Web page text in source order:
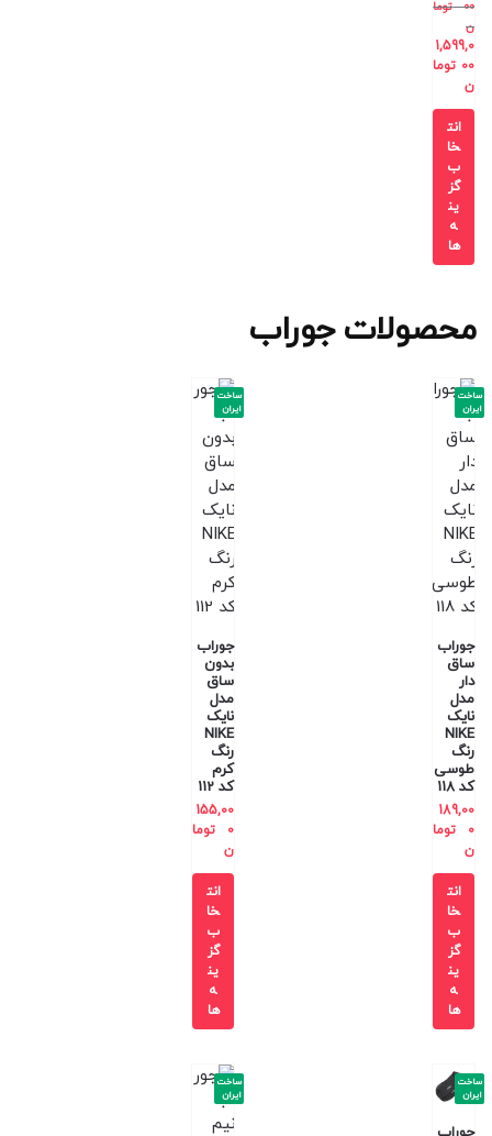
00
توما
ن
1,599,0
00 توما
ن
انت
خا
ب
گز
ین
ه
ها
محصولات جوراب
جوراب
ساق
دار
مدل
نایک
NIKE
رنگ
طوسی
کد 118
189,00
0
توما
ن
ساخت
ایران
انت
خا
ب
گز
ین
ه
ها
جوراب
بدون
ساق
مدل
نایک
NIKE
رنگ
کرم
کد 112
155,00
0
توما
ن
ساخت
ایران
انت
خا
ب
گز
ین
ه
ها
ساخت
ایران
ساخت
ایران